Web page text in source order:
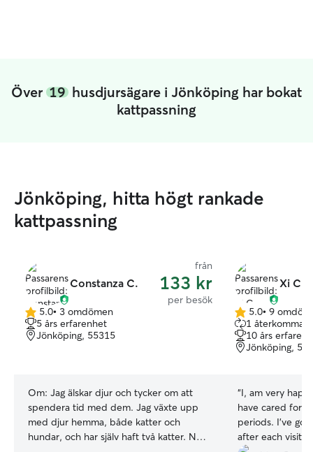
Över 19 husdjursägare i Jönköping har bokat
kattpassning
Jönköping, hitta högt rankade
kattpassning
Constanza C.
från
133 kr
per besök
5.0
av
5
5.0• 3 omdömen
5 års erfarenhet
Jönköping, 55315
Om: Jag älskar djur och tycker om att
spendera tid med dem. Jag växte upp
med djur hemma, både katter och
hundar, och har själv haft två katter. Nu
Xi C.
5.0
av
5
stjärnor
5.0• 9
1
10 års
Jönköping,
“I, am very
have cared for
periods. I’ve
after each